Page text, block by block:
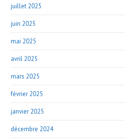
juillet 2025
juin 2025
mai 2025
avril 2025
mars 2025
février 2025
janvier 2025
décembre 2024